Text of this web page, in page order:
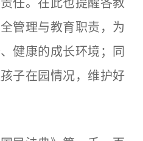
任。在此也提醒各教
管理与教育职责，为
健康的成长环境；同
子在园情况，维护好